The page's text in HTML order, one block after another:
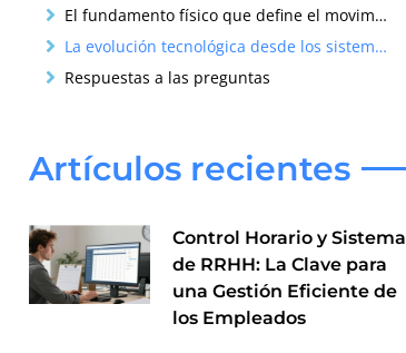
El fundamento físico que define el movimiento de los cuerpos en rotación
La evolución tecnológica desde los sistemas mecánicos hasta los sensores MEMS
Respuestas a las preguntas
Artículos recientes
Control Horario y Sistema
de RRHH: La Clave para
una Gestión Eficiente de
los Empleados